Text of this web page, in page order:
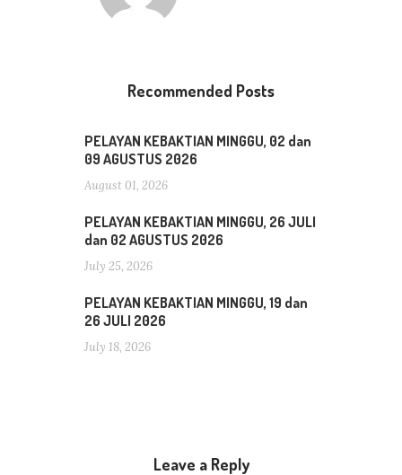
Recommended Posts
PELAYAN KEBAKTIAN MINGGU, 02 dan
09 AGUSTUS 2026
August 01, 2026
PELAYAN KEBAKTIAN MINGGU, 26 JULI
dan 02 AGUSTUS 2026
July 25, 2026
PELAYAN KEBAKTIAN MINGGU, 19 dan
26 JULI 2026
July 18, 2026
Leave a Reply